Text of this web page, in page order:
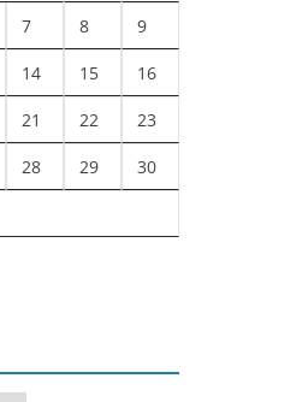
7 8 9
14 15 16
21 22 23
28 29 30